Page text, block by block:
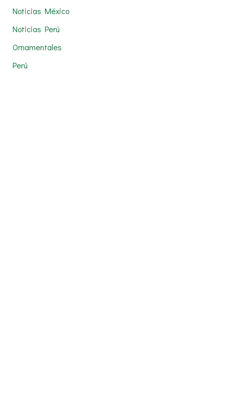
Noticias México
Noticias Perú
Ornamentales
Perú